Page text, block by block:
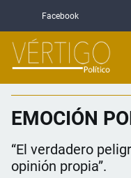
Facebook
EMOCIÓN
“El verdadero
opinión propia”.